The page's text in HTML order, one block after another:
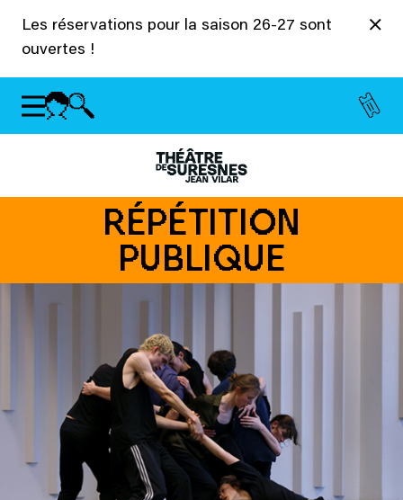
Les réservations pour la saison 26-27 sont
ouvertes !
RÉPÉTITION
PUBLIQUE